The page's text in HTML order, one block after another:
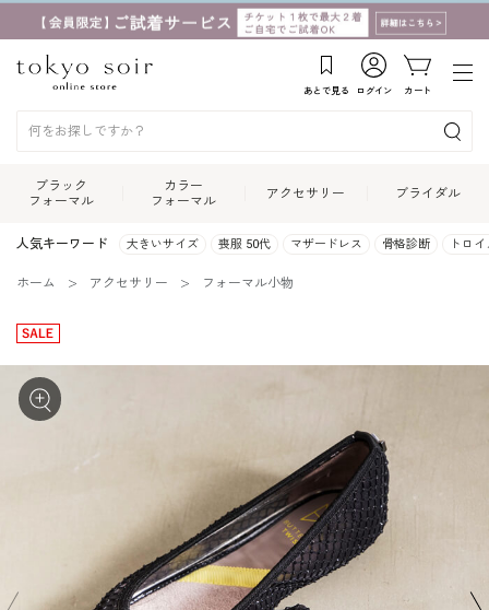
あとで見る ログイン カート
ブラック
フォーマル
カラー
フォーマル
アクセサリー ブライダル
人気キーワード 大きいサイズ 喪服 50代 マザードレス 骨格診断 トロ
ホーム アクセサリー フォーマル小物